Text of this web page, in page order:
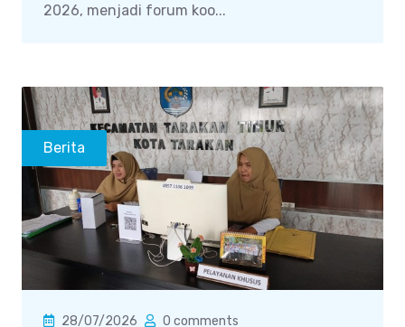
2026, menjadi forum koo...
Berita
28/07/2026 0 comments